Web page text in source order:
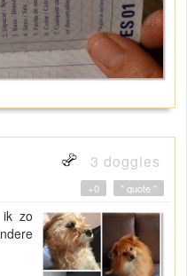
3 doggies
" quote "
+0
ik zo